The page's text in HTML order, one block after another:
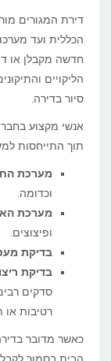
דירת המגורים
הכללית ועד
חדשה מקבלן או
הליקויים
סיור בדירה.
אנשי מקצוע
תוך התייחסות
מערכת
וכדומה.
מערכת
ופיצוצים.
בדיקת
בדיקת
סדקים
רטיבות או
כאשר מדובר